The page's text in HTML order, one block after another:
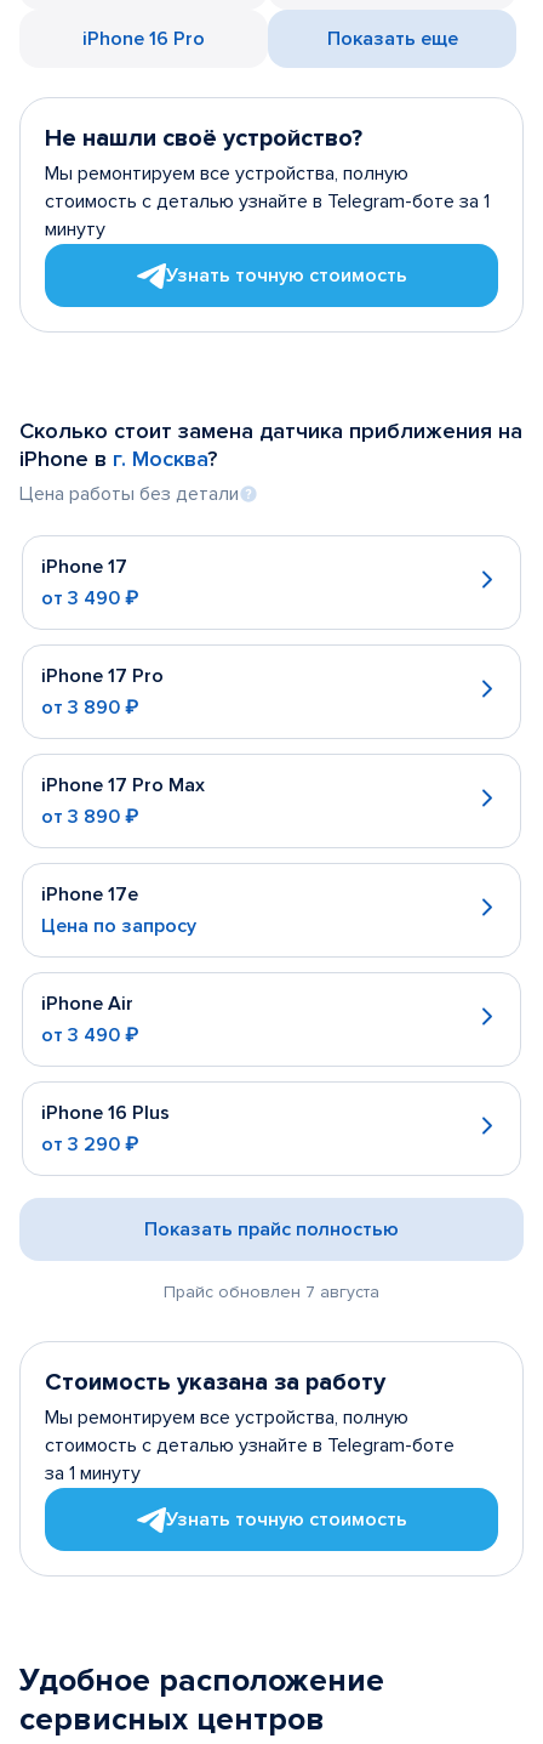
iPhone 16 Pro Показать еще
Не нашли своё устройство?
Мы ремонтируем все устройства, полную
стоимость с деталью узнайте в Telegram-боте за 1
минуту
Узнать точную стоимость
Сколько стоит замена датчика приближения на
iPhone в г. Москва?
Цена работы без детали
iPhone 17
от 3 490 ₽
iPhone 17 Pro
от 3 890 ₽
iPhone 17 Pro Max
от 3 890 ₽
iPhone 17e
Цена по запросу
iPhone Air
от 3 490 ₽
iPhone 16 Plus
от 3 290 ₽
Показать прайс полностью
Прайс обновлен 7 августа
Стоимость указана за работу
Мы ремонтируем все устройства, полную
стоимость с деталью узнайте в Telegram-боте
за 1 минуту
Узнать точную стоимость
Удобное расположение
сервисных центров